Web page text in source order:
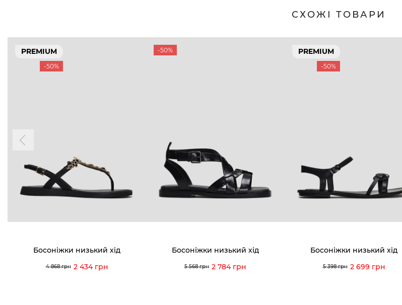
СХОЖІ ТОВАРИ
PREMIUM
-50%
Босоніжки низький хід
4 868 грн 2 434 грн
-50%
Босоніжки низький хід
5 568 грн 2 784 грн
PREMIUM
-50%
Босоніжки низький хід
5 398 грн 2 699 грн